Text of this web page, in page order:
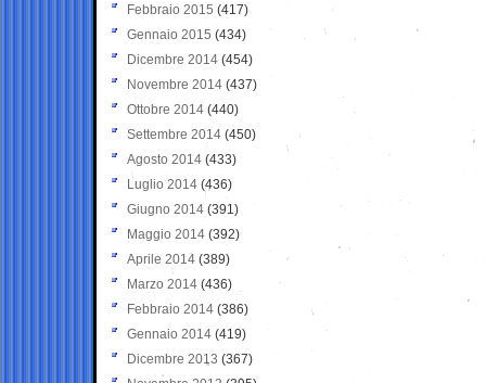
Febbraio 2015 (417)
Gennaio 2015 (434)
Dicembre 2014 (454)
Novembre 2014 (437)
Ottobre 2014 (440)
Settembre 2014 (450)
Agosto 2014 (433)
Luglio 2014 (436)
Giugno 2014 (391)
Maggio 2014 (392)
Aprile 2014 (389)
Marzo 2014 (436)
Febbraio 2014 (386)
Gennaio 2014 (419)
Dicembre 2013 (367)